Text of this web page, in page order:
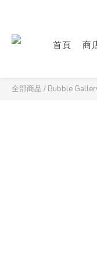
首頁 商
全部商品 / Bubble